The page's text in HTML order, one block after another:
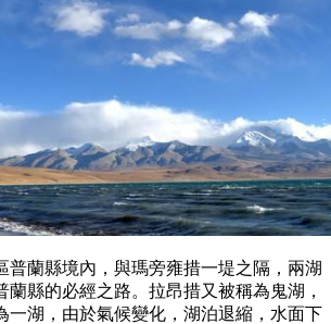
普蘭縣境內，與瑪旁雍措一堤之隔，兩湖
蘭縣的必經之路。拉昂措又被稱為鬼湖，
一湖，由於氣候變化，湖泊退縮，水面下